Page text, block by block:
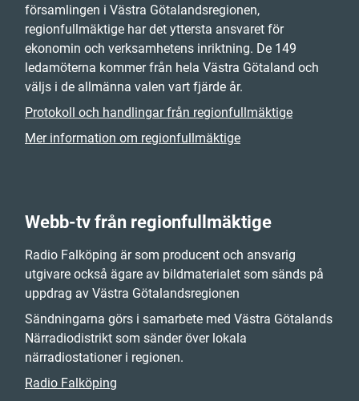
församlingen i Västra Götalandsregionen,
regionfullmäktige har det yttersta ansvaret för
ekonomin och verksamhetens inriktning. De 149
ledamöterna kommer från hela Västra Götaland och
väljs i de allmänna valen vart fjärde år.
Protokoll och handlingar från regionfullmäktige
Mer information om regionfullmäktige
Webb-tv från regionfullmäktige
Radio Falköping är som producent och ansvarig
utgivare också ägare av bildmaterialet som sänds på
uppdrag av Västra Götalandsregionen
Sändningarna görs i samarbete med Västra Götalands
Närradiodistrikt som sänder över lokala
närradiostationer i regionen.
Radio Falköping